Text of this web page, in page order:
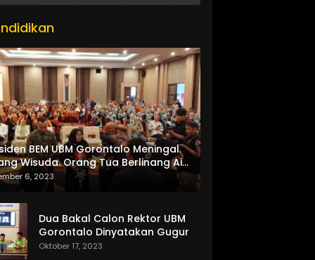
BEM UBM Gorontalo Meningal
Wisuda. Orang Tua Berlinang Air
Menerima SKL dan Pemasangan
6, 2023
Dua Bakal Calon Rektor UBM
Gorontalo Dinyatakan Gugur
Oktober 17, 2023